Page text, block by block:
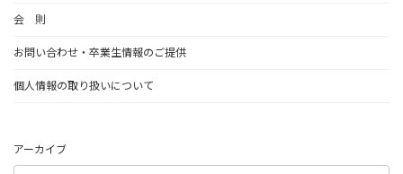
会 則
お問い合わせ・卒業生情報のご提供
個人情報の取り扱いについて
アーカイブ